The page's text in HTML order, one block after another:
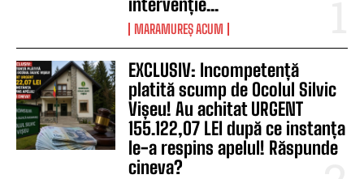
MARAMUREȘ ACUM
EXCLUSIV: Incompetență
platită scump de Ocolul Silvic
Vișeu! Au achitat URGENT
155.122,07 LEI după ce instanța
le-a respins apelul! Răspunde
cineva?